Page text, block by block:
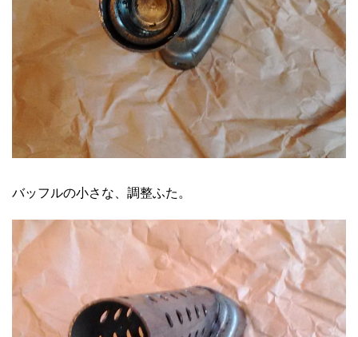
バッフルの小さな、調整ふた。